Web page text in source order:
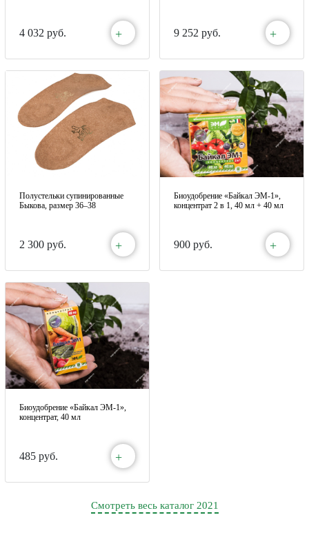
4 032 руб. + 9 252 руб. +
Полустельки супинированные
Быкова, размер 36–38
2 300 руб. +
Биоудобрение «Байкал ЭМ-1»,
концентрат 2 в 1, 40 мл + 40 мл
900 руб. +
Биоудобрение «Байкал ЭМ-1»,
концентрат, 40 мл
485 руб. +
Смотреть весь каталог 2021